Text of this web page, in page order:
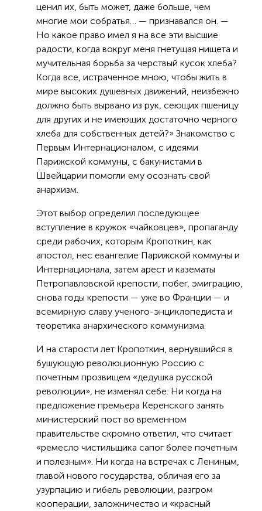
ценил их, быть может, даже больше, чем
многие мои собратья… — признавался он. —
Но какое право имел я на все эти высшие
радости, когда вокруг меня гнетущая нищета и
мучительная борьба за черствый кусок хлеба?
Когда все, истраченное мною, чтобы жить в
мире высоких душевных движений, неизбежно
должно быть вырвано из рук, сеющих пшеницу
для других и не имеющих достаточно черного
хлеба для собственных детей?» Знакомство с
Первым Интернационалом, с идеями
Парижской коммуны, с бакунистами в
Швейцарии помогли ему осознать свой
анархизм.
Этот выбор определил последующее
вступление в кружок «чайковцев», пропаганду
среди рабочих, которым Кропоткин, как
апостол, нес евангелие Парижской коммуны и
Интернационала, затем арест и казематы
Петропавловской крепости, побег, эмиграцию,
снова годы крепости — уже во Франции — и
всемирную славу ученого-энциклопедиста и
теоретика анархического коммунизма.
И на старости лет Кропоткин, вернувшийся в
бушующую революционную Россию с
почетным прозвищем «дедушка русской
революции», не изменял себе. Ни когда на
предложение премьера Керенского занять
министерский пост во временном
правительстве скромно ответил, что считает
«ремесло чистильщика сапог более почетным
и полезным». Ни когда на встречах с Лениным,
главой нового государства, обличая его за
узурпацию и гибель революции, разгром
кооперации, заложничество и «красный